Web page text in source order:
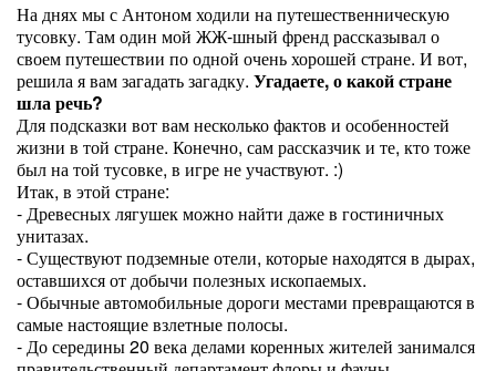
На днях мы с Антоном ходили на путешественническую
тусовку. Там один мой ЖЖ-шный френд рассказывал о
своем путешествии по одной очень хорошей стране. И вот,
решила я вам загадать загадку. Угадаете, о какой стране
шла речь?
Для подсказки вот вам несколько фактов и особенностей
жизни в той стране. Конечно, сам рассказчик и те, кто тоже
был на той тусовке, в игре не участвуют. :)
Итак, в этой стране:
- Древесных лягушек можно найти даже в гостиничных
унитазах.
- Существуют подземные отели, которые находятся в дырах,
оставшихся от добычи полезных ископаемых.
- Обычные автомобильные дороги местами превращаются в
самые настоящие взлетные полосы.
- До середины 20 века делами коренных жителей занимался